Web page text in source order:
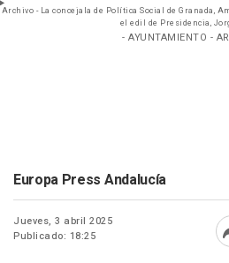
Archivo - La concejala de Política Social de Granada,
el edil de Presidencia,
- AYUNTAMIENTO -
Europa Press Andalucía
Jueves, 3 abril 2025
Publicado: 18:25